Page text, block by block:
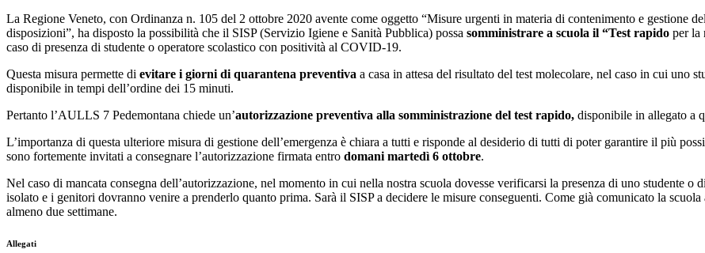
La Regione Veneto, con Ordinanza n. 105 del 2 ottobre 2020 avente come oggetto “Misure urgenti in materia di contenimento e gestione
disposizioni”, ha disposto la possibilità che il SISP (Servizio Igiene e Sanità Pubblica) possa somministrare a scuola il “Test rapido per la
caso di presenza di studente o operatore scolastico con positività al COVID-19.
Questa misura permette di evitare i giorni di quarantena preventiva a casa in attesa del risultato del test molecolare, nel caso in cui uno
disponibile in tempi dell’ordine dei 15 minuti.
Pertanto l’AULLS 7 Pedemontana chiede un’autorizzazione preventiva alla somministrazione del test rapido, disponibile in allegato a
L’importanza di questa ulteriore misura di gestione dell’emergenza è chiara a tutti e risponde al desiderio di tutti di poter garantire il più
sono fortemente invitati a consegnare l’autorizzazione firmata entro domani martedì 6 ottobre.
Nel caso di mancata consegna dell’autorizzazione, nel momento in cui nella nostra scuola dovesse verificarsi la presenza di uno studente
isolato e i genitori dovranno venire a prenderlo quanto prima. Sarà il SISP a decidere le misure conseguenti. Come già comunicato la
almeno due settimane.
Allegati